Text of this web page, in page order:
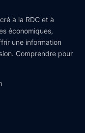
à la RDC et à
économiques,
une information
Comprendre pour